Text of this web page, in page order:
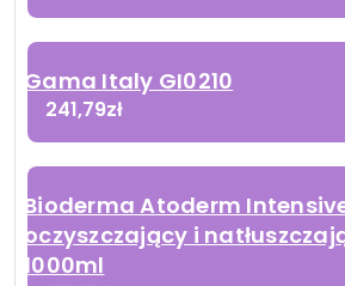
Gama Italy GI0210
241,79zł
Bioderma Atoderm
oczyszczający i
1000ml